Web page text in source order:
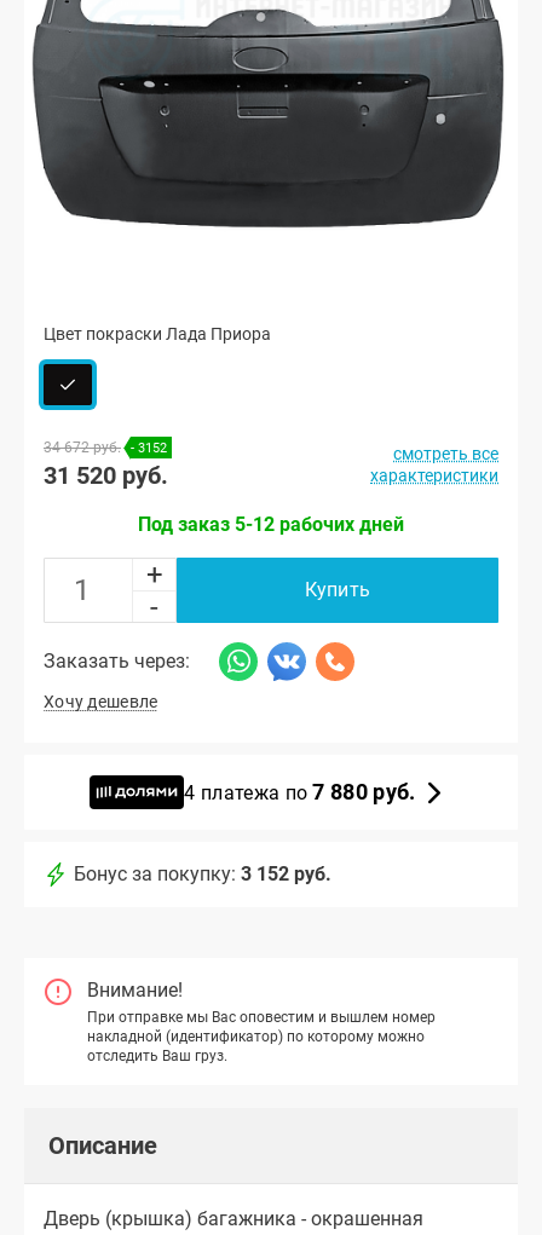
Цвет покраски Лада Приора
34 672 руб. - 3152
31 520 руб.
смотреть все
характеристики
Под заказ 5-12 рабочих дней
+
-
Купить
Заказать через:
Хочу дешевле
4 платежа по7 880 руб.
Бонус за покупку: 3 152 руб.
Внимание!
При отправке мы Вас оповестим и вышлем номер
накладной (идентификатор) по которому можно
отследить Ваш груз.
Описание
Дверь (крышка) багажника - окрашенная